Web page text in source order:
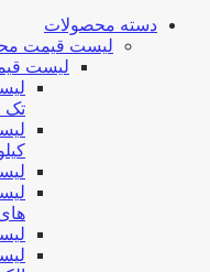
دسته محصولات
لیست قیمت
لیست
تک